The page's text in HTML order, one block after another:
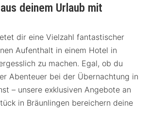
deinem Urlaub mit
dir eine Vielzahl fantastischer
Aufenthalt in einem Hotel in
zu machen. Egal, ob du
Abenteuer bei der Übernachtung in
– unsere exklusiven Angebote an
in Bräunlingen bereichern deine